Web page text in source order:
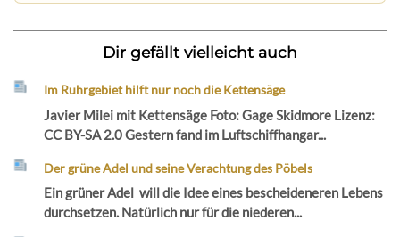
Dir gefällt vielleicht auch
Im Ruhrgebiet hilft nur noch die Kettensäge
Javier Milei mit Kettensäge Foto: Gage Skidmore Lizenz:
CC BY-SA 2.0 Gestern fand im Luftschiffhangar...
Der grüne Adel und seine Verachtung des Pöbels
Ein grüner Adel will die Idee eines bescheideneren Lebens
durchsetzen. Natürlich nur für die niederen...